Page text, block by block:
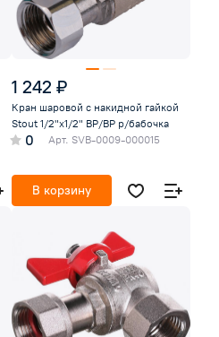
1 242 ₽
Кран шаровой с накидной гайкой
Stout 1/2"х1/2" ВР/ВР р/бабочка
0 Арт. SVB-0009-000015
В корзину